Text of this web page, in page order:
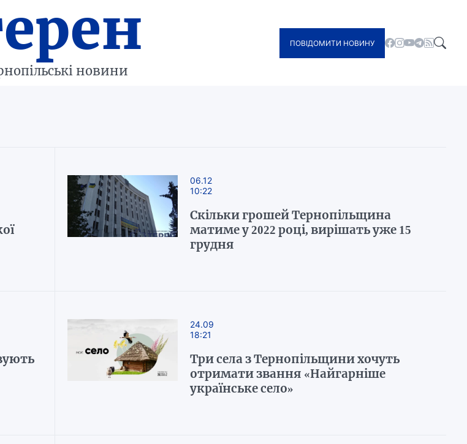
новини
ПОВІДОМИТИ НОВИНУ
06.12
10:22
Скільки грошей Тернопільщина
матиме у 2022 році, вирішать уже 15
грудня
24.09
18:21
Три села з Тернопільщини хочуть
отримати звання «Найгарніше
українське село»